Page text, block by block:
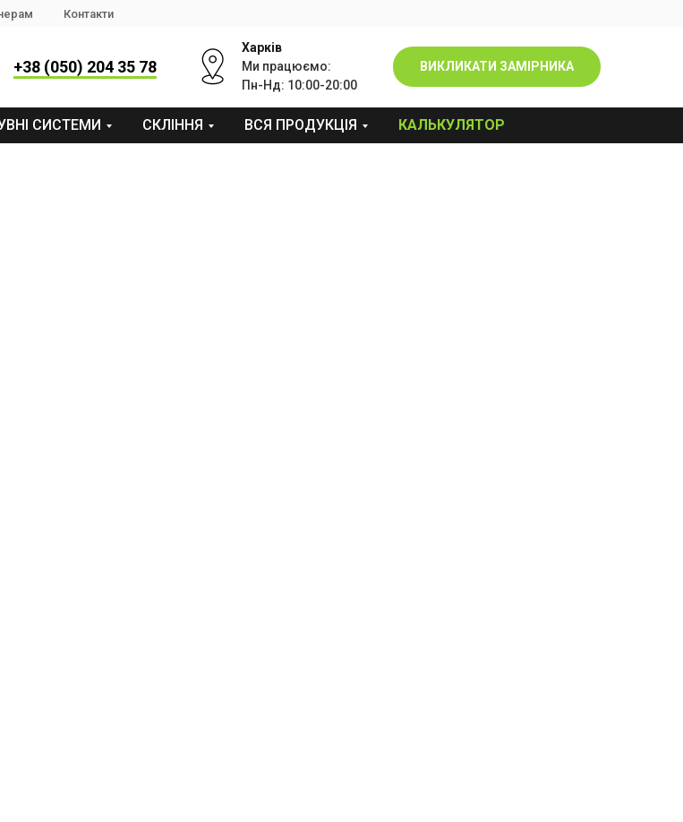
Контакти
+38 (050) 204 35 78
Харків
Ми працюємо:
Пн-Нд: 10:00-20:00
ВИКЛИКАТИ ЗАМІРНИКА
СИСТЕМИ СКЛІННЯ ВСЯ ПРОДУКЦІЯ КАЛЬКУЛЯТОР